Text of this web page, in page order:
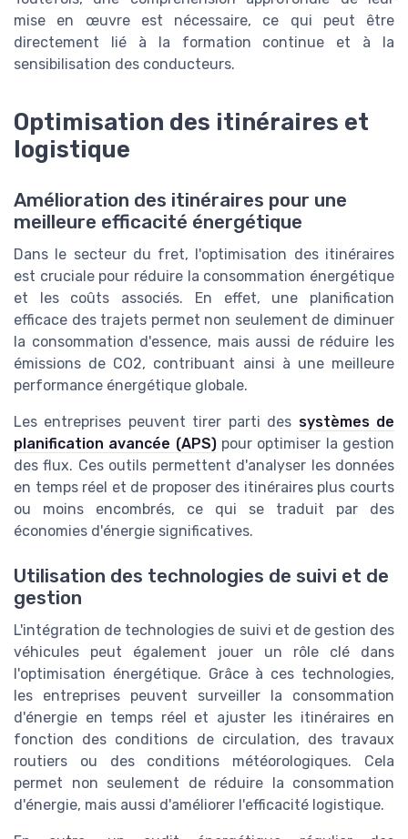
mise en œuvre est nécessaire, ce qui peut être
directement lié à la formation continue et à la
sensibilisation des conducteurs.
Optimisation des itinéraires et
logistique
Amélioration des itinéraires pour une
meilleure efficacité énergétique
Dans le secteur du fret, l'optimisation des itinéraires
est cruciale pour réduire la consommation énergétique
et les coûts associés. En effet, une planification
efficace des trajets permet non seulement de diminuer
la consommation d'essence, mais aussi de réduire les
émissions de CO2, contribuant ainsi à une meilleure
performance énergétique globale.
Les entreprises peuvent tirer parti des systèmes de
planification avancée (APS)pour optimiser la gestion
des flux. Ces outils permettent d'analyser les données
en temps réel et de proposer des itinéraires plus courts
ou moins encombrés, ce qui se traduit par des
économies d'énergie significatives.
Utilisation des technologies de suivi et de
gestion
L'intégration de technologies de suivi et de gestion des
véhicules peut également jouer un rôle clé dans
l'optimisation énergétique. Grâce à ces technologies,
les entreprises peuvent surveiller la consommation
d'énergie en temps réel et ajuster les itinéraires en
fonction des conditions de circulation, des travaux
routiers ou des conditions météorologiques. Cela
permet non seulement de réduire la consommation
d'énergie, mais aussi d'améliorer l'efficacité logistique.